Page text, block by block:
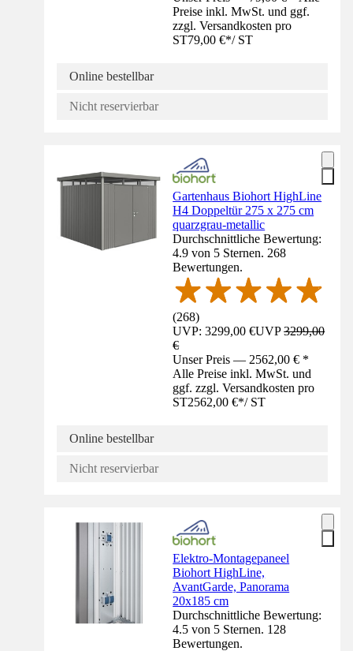
Preise inkl. MwSt. und ggf.
zzgl. Versandkosten pro
ST79,00 €*/ ST
Online bestellbar
Nicht reservierbar
Gartenhaus Biohort HighLine
H4 Doppeltür 275 x 275 cm
quarzgrau-metallic
Durchschnittliche Bewertung:
4.9 von 5 Sternen. 268
Bewertungen.
(268)
UVP: 3299,00 €UVP3299,00
€
Unser Preis — 2562,00 € *
Alle Preise inkl. MwSt. und
ggf. zzgl. Versandkosten pro
ST2562,00 €*/ ST
Online bestellbar
Nicht reservierbar
Elektro-Montagepaneel
Biohort HighLine,
AvantGarde, Panorama
20x185 cm
Durchschnittliche Bewertung:
4.5 von 5 Sternen. 128
Bewertungen.